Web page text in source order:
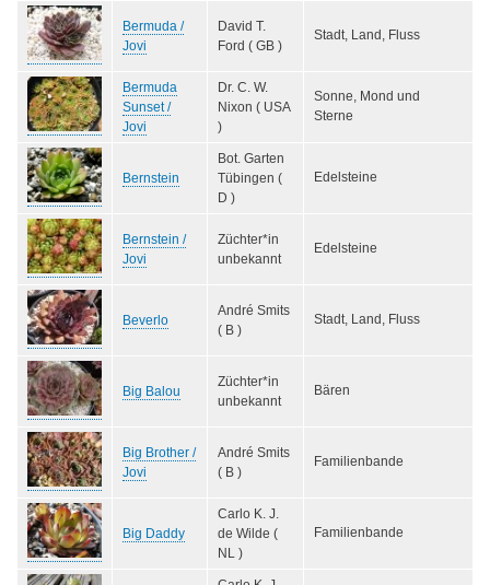
Bermuda /
Jovi
David T.
Ford ( GB )
Stadt, Land, Fluss
Bermuda
Sunset /
Jovi
Dr. C. W.
Nixon ( USA
)
Sonne, Mond und
Sterne
Bernstein
Bot. Garten
Tübingen (
D )
Edelsteine
Bernstein /
Jovi
Züchter*in
unbekannt
Edelsteine
Beverlo
André Smits
( B )
Stadt, Land, Fluss
Big Balou
Züchter*in
unbekannt
Bären
Big Brother /
Jovi
André Smits
( B )
Familienbande
Big Daddy
Carlo K. J.
de Wilde (
NL )
Familienbande